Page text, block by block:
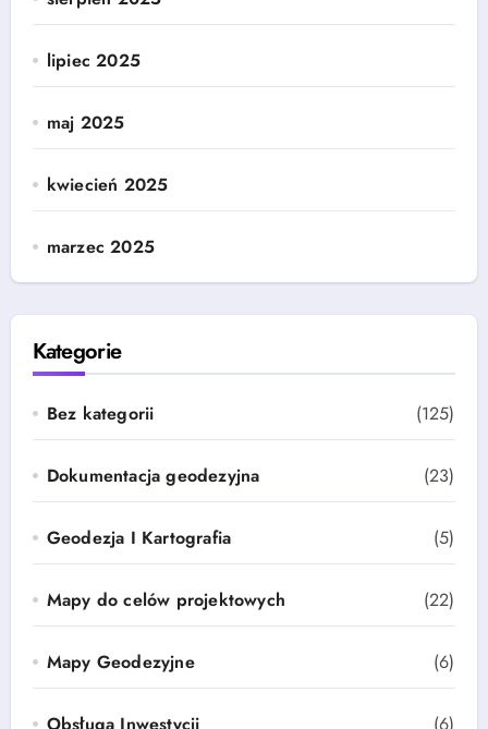
lipiec 2025
maj 2025
kwiecień 2025
marzec 2025
Kategorie
Bez kategorii (125)
Dokumentacja geodezyjna (23)
Geodezja I Kartografia (5)
Mapy do celów projektowych (22)
Mapy Geodezyjne (6)